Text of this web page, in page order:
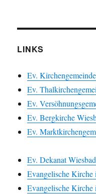
LINKS
Ev.
Ev.
Ev.
Ev. Bergkirche
Ev.
Ev. Dekanat
Evangelische Kirche
Evangelische Kirche